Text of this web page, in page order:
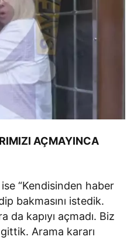
AÇMAYINCA
ise “Kendisinden haber
bakmasını istedik.
da kapıyı açmadı. Biz
Arama kararı